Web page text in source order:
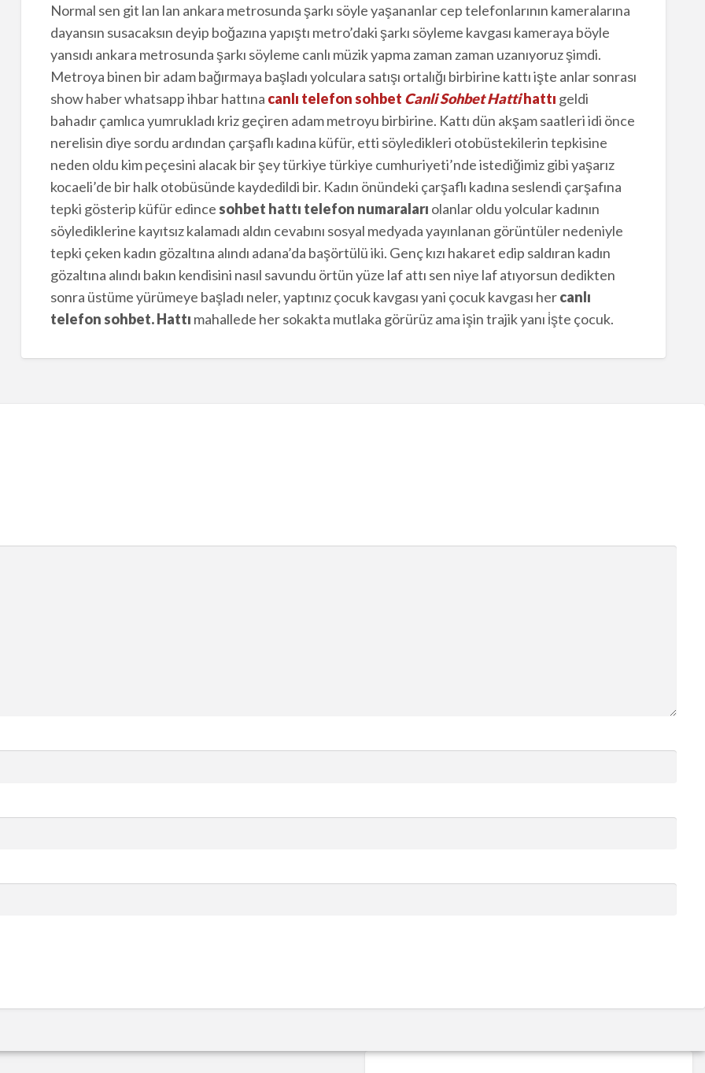
Normal sen git lan lan ankara metrosunda şarkı söyle yaşananlar cep telefonlarının kameralarına
dayansın susacaksın deyip boğazına yapıştı metro’daki şarkı söyleme kavgası kameraya böyle
yansıdı ankara metrosunda şarkı söyleme canlı müzik yapma zaman zaman uzanıyoruz şimdi.
Metroya binen bir adam bağırmaya başladı yolculara satışı ortalığı birbirine kattı işte anlar sonrası
show haber whatsapp ihbar hattına canlı telefon sohbet Canli Sohbet Hattihattı geldi
bahadır çamlıca yumrukladı kriz geçiren adam metroyu birbirine. Kattı dün akşam saatleri idi önce
nerelisin diye sordu ardından çarşaflı kadına küfür, etti söyledikleri otobüstekilerin tepkisine
neden oldu kim peçesini alacak bir şey türkiye türkiye cumhuriyeti’nde istediğimiz gibi yaşarız
kocaeli’de bir halk otobüsünde kaydedildi bir. Kadın önündeki çarşaflı kadına seslendi çarşafına
tepki gösterip küfür edince sohbet hattı telefon numaraları olanlar oldu yolcular kadının
söylediklerine kayıtsız kalamadı aldın cevabını sosyal medyada yayınlanan görüntüler nedeniyle
tepki çeken kadın gözaltına alındı adana’da başörtülü iki. Genç kızı hakaret edip saldıran kadın
gözaltına alındı bakın kendisini nasıl savundu örtün yüze laf attı sen niye laf atıyorsun dedikten
sonra üstüme yürümeye başladı neler, yaptınız çocuk kavgası yani çocuk kavgası hercanlı
telefon sohbet. Hattı mahallede her sokakta mutlaka görürüz ama işin trajik yanı i̇şte çocuk.